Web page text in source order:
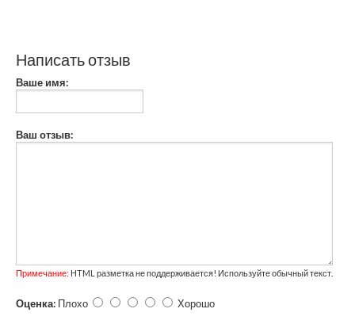
Написать отзыв
Ваше имя:
Ваш отзыв:
Примечание: HTML разметка не поддерживается! Используйте обычный текст.
Оценка: Плохо Хорошо